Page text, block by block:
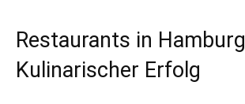
Restaurants in
Kulinarischer Erfolg